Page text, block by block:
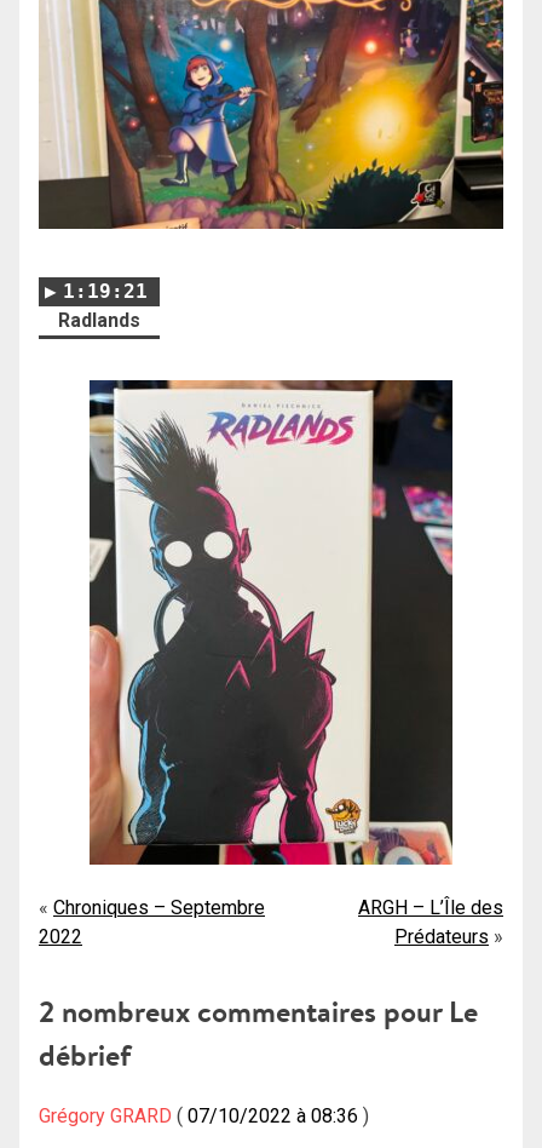
1:19:21
Radlands
Navigation
de
l’article
Chroniques – Septembre
2022
ARGH – L’Île des
Prédateurs
2 nombreux commentaires pour Le
débrief
Grégory GRARD 07/10/2022 à 08:36